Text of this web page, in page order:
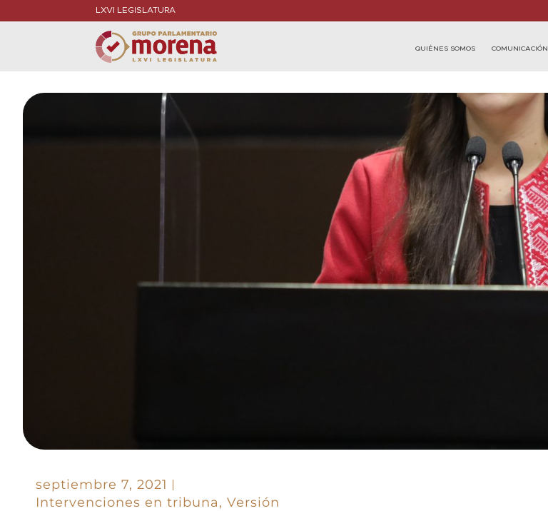
LXVI LEGISLATURA
QUIÉNES SOMOS COMUNICACIÓN
septiembre 7, 2021
Intervenciones en tribuna,Versión